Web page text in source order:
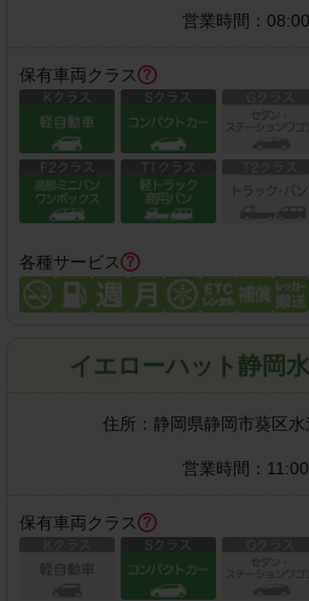
営業時間：
保有車両クラス
各種サービス
イエローハット静岡
住所： 静岡県静岡市葵区水
営業時間：
保有車両クラス